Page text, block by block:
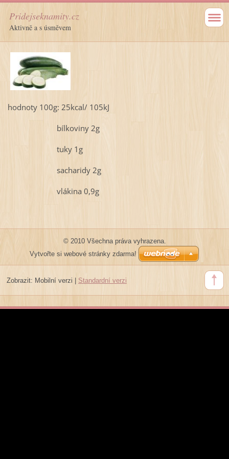
Pridejseknamity.cz
Aktivně a s úsměvem
hodnoty 100g: 25kcal/ 105kJ
bílkoviny 2g
tuky 1g
sacharidy 2g
vlákina 0,9g
© 2010 Všechna práva vyhrazena.
Vytvořte si webové stránky zdarma!
Zobrazit: Mobilní verzi Standardní verzi